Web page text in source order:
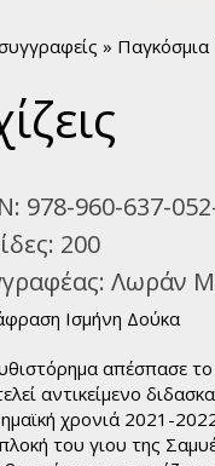
»
978-960-637-
200
Λωράν
Ισμήνη Δούκα
απέσπασε
αντικείμενο
χρονιά 2021-
του γιου της